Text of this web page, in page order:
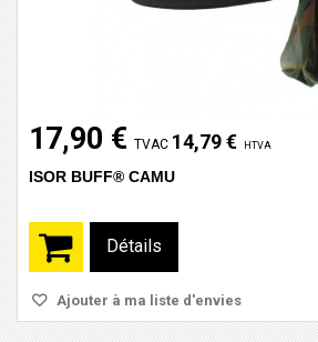
17,90 € TVAC 14,79 € HTVA
ISOR BUFF® CAMU
Détails
Ajouter à ma liste d'envies